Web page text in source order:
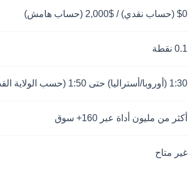
$0 (حساب نقدي) / $2,000 (حساب هامش)
0.1 نقطة
1:30 (أوروبا/أستراليا) حتى 1:50 (حسب الولاية القضائية)
أكثر من مليون أداة عبر 160+ سوق
غير متاح